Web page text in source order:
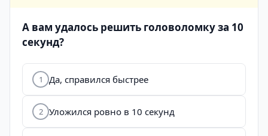
А вам удалось решить головоломку за 10
секунд?
1 Да, справился быстрее
2 Уложился ровно в 10 секунд